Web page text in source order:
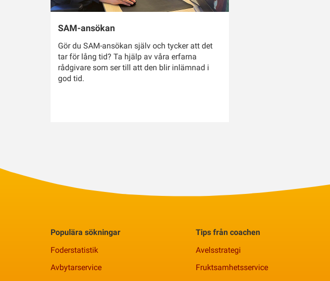
SAM-ansökan
Gör du SAM-ansökan själv och tycker att det
tar för lång tid? Ta hjälp av våra erfarna
rådgivare som ser till att den blir inlämnad i
god tid.
Populära sökningar
Foderstatistik
Avbytarservice
Tips från coachen
Avelsstrategi
Fruktsamhetsservice